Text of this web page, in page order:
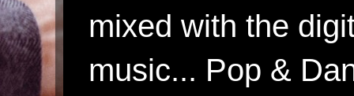
mixed with the
music... Pop &